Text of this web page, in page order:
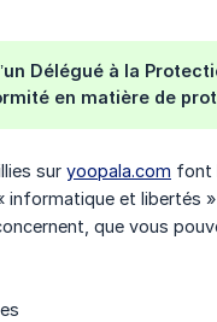
Délégué à la
en matière de
sur yoopala.com font
informatique et libertés
que vous